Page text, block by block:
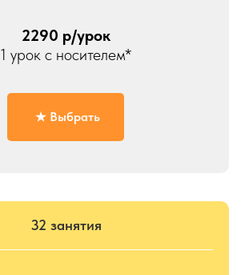
2290 р/урок
1 урок с носителем*
Выбрать
32 занятия